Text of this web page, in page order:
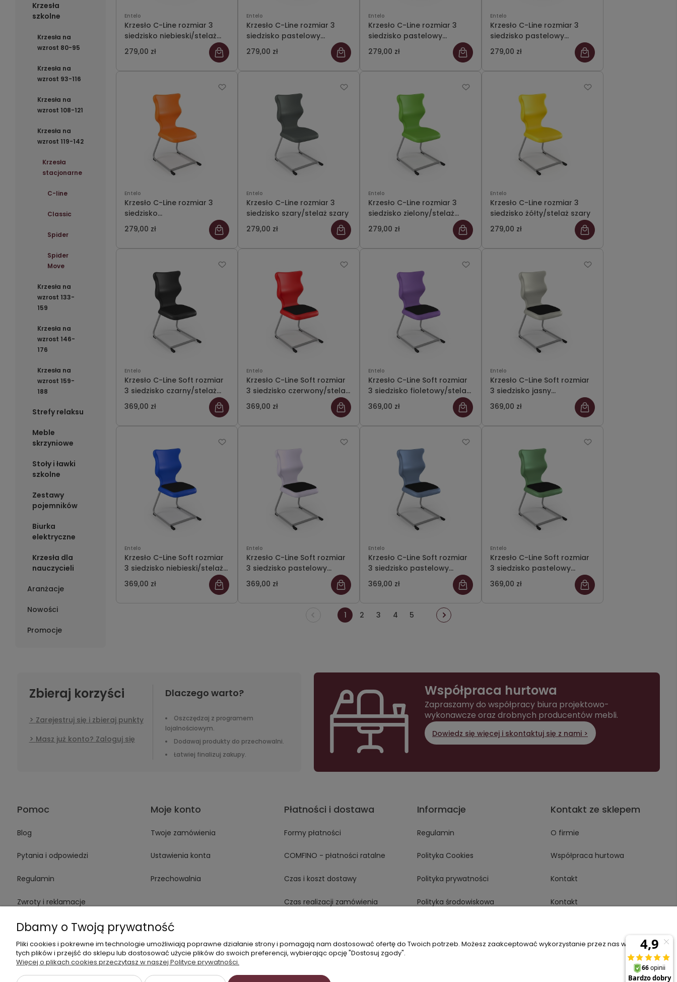
Krzesła
szkolne
Krzesła na
wzrost 80-95
Krzesła na
wzrost 93-116
Krzesła na
wzrost 108-121
Krzesła na
wzrost 119-142
Krzesła
stacjonarne
C-line
Classic
Spider
Spider
Move
Krzesła na
wzrost 133-
159
Krzesła na
wzrost 146-
176
Krzesła na
wzrost 159-
188
Strefy relaksu
Meble
skrzyniowe
Stoły i ławki
szkolne
Zestawy
pojemników
Biurka
elektryczne
Krzesła dla
nauczycieli
Aranżacje
Nowości
Promocje
Entelo
Krzesło C-Line rozmiar 3
siedzisko niebieski/stelaż
szary
279,00 zł
Entelo
Krzesło C-Line rozmiar 3
siedzisko pastelowy
fioletowy/stelaż szary
279,00 zł
Entelo
Krzesło C-Line rozmiar 3
siedzisko pastelowy
niebieski/stelaż szary
279,00 zł
Entelo
Krzesło C-Line rozmiar 3
siedzisko pastelowy
zielony/stelaż szary
279,00 zł
Entelo
Krzesło C-Line rozmiar 3
siedzisko
pomarańczowy/stelaż
szary
279,00 zł
Entelo
Krzesło C-Line rozmiar 3
siedzisko szary/stelaż szary
279,00 zł
Entelo
Krzesło C-Line rozmiar 3
siedzisko zielony/stelaż
szary
279,00 zł
Entelo
Krzesło C-Line rozmiar 3
siedzisko żółty/stelaż szary
279,00 zł
Entelo
Krzesło C-Line Soft rozmiar
3 siedzisko czarny/stelaż
szary
369,00 zł
Entelo
Krzesło C-Line Soft rozmiar
3 siedzisko czerwony/stelaż
szary
369,00 zł
Entelo
Krzesło C-Line Soft rozmiar
3 siedzisko fioletowy/stelaż
szary
369,00 zł
Entelo
Krzesło C-Line Soft rozmiar
3 siedzisko jasny
szary/stelaż szary
369,00 zł
Entelo
Krzesło C-Line Soft rozmiar
3 siedzisko niebieski/stelaż
szary
369,00 zł
Entelo
Krzesło C-Line Soft rozmiar
3 siedzisko pastelowy
fioletowy/stelaż szary
369,00 zł
Entelo
Krzesło C-Line Soft rozmiar
3 siedzisko pastelowy
niebieski/stelaż szary
369,00 zł
Entelo
Krzesło C-Line Soft rozmiar
3 siedzisko pastelowy
zielony/stelaż szary
369,00 zł
1 2 3 4 5
Zbieraj korzyści
Zarejestruj się i zbieraj punkty
Masz już konto? Zaloguj się
Dlaczego warto?
Oszczędzaj z programem
lojalnościowym.
Dodawaj produkty do przechowalni.
Łatwiej finalizuj zakupy.
Współpraca hurtowa
Zapraszamy do współpracy biura projektowo-
wykonawcze oraz drobnych producentów mebli.
Dowiedz się więcej i skontaktuj się z nami >
Pomoc
Blog
Pytania i odpowiedzi
Regulamin
Zwroty i reklamacje
Karta Gwarancyjna
Moje konto
Twoje zamówienia
Ustawienia konta
Przechowalnia
Płatności i dostawa
Formy płatności
COMFINO - płatności ratalne
Czas i koszt dostawy
Czas realizacji zamówienia
Informacje
Regulamin
Polityka Cookies
Polityka prywatności
Polityka środowiskowa
Kontakt ze sklepem
O firmie
Współpraca hurtowa
Kontakt
Kontakt
Dane kontaktowe Nasz Facebook
Dbamy o Twoją prywatność
Pliki cookies i pokrewne im technologie umożliwiają poprawne działanie strony i pomagają nam dostosować ofertę do Twoich potrzeb. Możesz zaakceptować wykorzystanie przez nas wszystkich
tych plików i przejść do sklepu lub dostosować użycie plików do swoich preferencji, wybierając opcję "Dostosuj zgody".
Więcej o plikach cookies przeczytasz w naszej Polityce prywatności.